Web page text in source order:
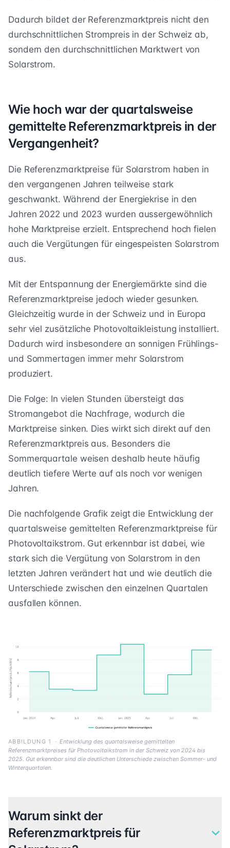
Dadurch bildet der Referenzmarktpreis nicht den
durchschnittlichen Strompreis in der Schweiz ab,
sondern den durchschnittlichen Marktwert von
Solarstrom.
Wie hoch war der quartalsweise
gemittelte Referenzmarktpreis in der
Vergangenheit?
Die Referenzmarktpreise für Solarstrom haben in
den vergangenen Jahren teilweise stark
geschwankt. Während der Energiekrise in den
Jahren 2022 und 2023 wurden aussergewöhnlich
hohe Marktpreise erzielt. Entsprechend hoch fielen
auch die Vergütungen für eingespeisten Solarstrom
aus.
Mit der Entspannung der Energiemärkte sind die
Referenzmarktpreise jedoch wieder gesunken.
Gleichzeitig wurde in der Schweiz und in Europa
sehr viel zusätzliche Photovoltaikleistung installiert.
Dadurch wird insbesondere an sonnigen Frühlings-
und Sommertagen immer mehr Solarstrom
produziert.
Die Folge: In vielen Stunden übersteigt das
Stromangebot die Nachfrage, wodurch die
Marktpreise sinken. Dies wirkt sich direkt auf den
Referenzmarktpreis aus. Besonders die
Sommerquartale weisen deshalb heute häufig
deutlich tiefere Werte auf als noch vor wenigen
Jahren.
Die nachfolgende Grafik zeigt die Entwicklung der
quartalsweise gemittelten Referenzmarktpreise für
Photovoltaikstrom. Gut erkennbar ist dabei, wie
stark sich die Vergütung von Solarstrom in den
letzten Jahren verändert hat und wie deutlich die
Unterschiede zwischen den einzelnen Quartalen
ausfallen können.
ABBILDUNG 1 · Entwicklung des quartalsweise gemittelten
Referenzmarktpreises für Photovoltaikstrom in der Schweiz von 2024 bis
2025. Gut erkennbar sind die deutlichen Unterschiede zwischen Sommer- und
Winterquartalen.
Warum sinkt der
Referenzmarktpreis für